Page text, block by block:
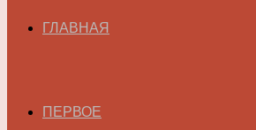
ГЛАВНАЯ
ПЕРВОЕ